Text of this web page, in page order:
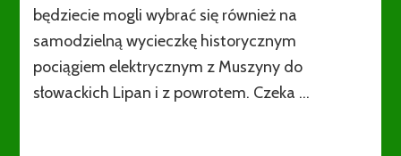
będziecie mogli wybrać się również na
samodzielną wycieczkę historycznym
pociągiem elektrycznym z Muszyny do
słowackich Lipan i z powrotem. Czeka …